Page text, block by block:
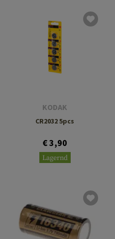
KODAK
CR2032 5pcs
€ 3,90
Lagernd